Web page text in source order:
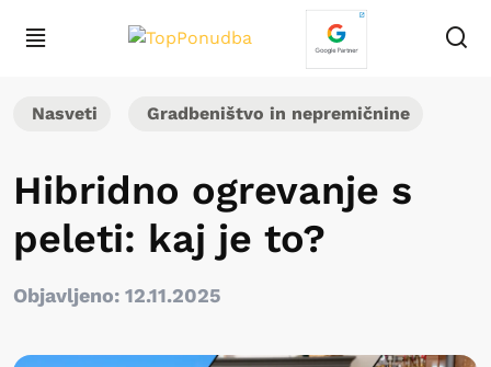
Nasveti Gradbeništvo in nepremičnine
Hibridno ogrevanje s
peleti: kaj je to?
Objavljeno: 12.11.2025